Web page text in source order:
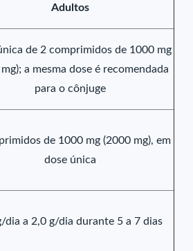
Adultos
de 2 comprimidos de 1000 mg
a mesma dose é recomendada
para o cônjuge
de 1000 mg (2000 mg), em
dose única
dia a 2,0 g/dia durante 5 a 7 dias